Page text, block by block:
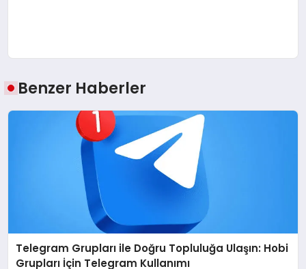
Benzer Haberler
Telegram Grupları ile Doğru Topluluğa Ulaşın: Hobi
Grupları İçin Telegram Kullanımı